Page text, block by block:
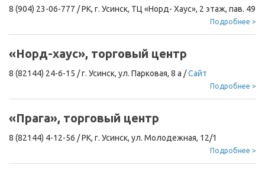
8 (904) 23-06-777 /РК, г. Усинск, ТЦ «Норд- Хаус», 2 этаж, пав. 49
Подробнее >
«Норд-хаус», торговый центр
8 (82144) 24-6-15 /г. Усинск, ул. Парковая, 8 а /Сайт
Подробнее >
«Прага», торговый центр
8 (82144) 4-12-56 /РК, г. Усинск, ул. Молодежная, 12/1
Подробнее >